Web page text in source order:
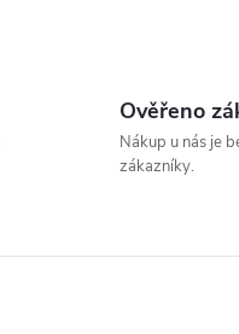
Ověřeno
Nákup u nás je
zákazníky.